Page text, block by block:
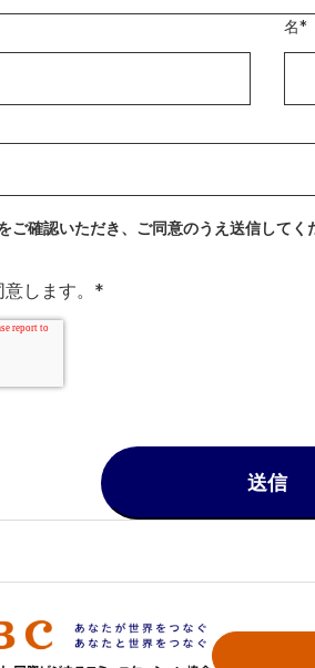
名*
ご確認いただき、ご同意のうえ送信してく
します。 *